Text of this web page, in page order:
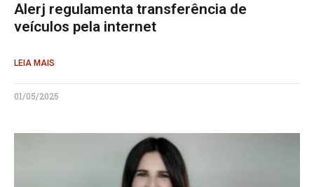
Alerj regulamenta transferência de
veículos pela internet
LEIA MAIS
01/05/2025